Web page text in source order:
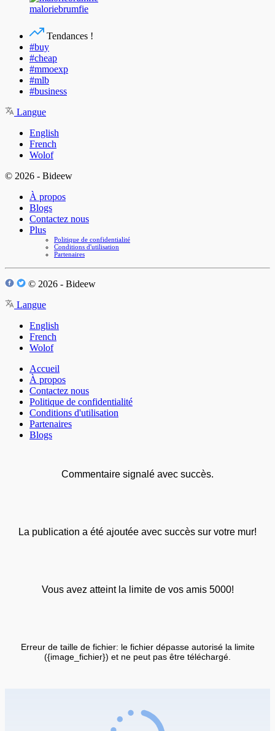
maloriebrumfie
Tendances !
#buy
#cheap
#mmoexp
#mlb
#business
Langue
English
French
Wolof
© 2026 - Bideew
À propos
Blogs
Contactez nous
Plus
Politique de confidentialité
Conditions d'utilisation
Partenaires
© 2026 - Bideew
Langue
English
French
Wolof
Accueil
À propos
Contactez nous
Politique de confidentialité
Conditions d'utilisation
Partenaires
Blogs
Commentaire signalé avec succès.
La publication a été ajoutée avec succès sur votre mur!
Vous avez atteint la limite de vos amis 5000!
Erreur de taille de fichier: le fichier dépasse autorisé la limite
({image_fichier}) et ne peut pas être téléchargé.